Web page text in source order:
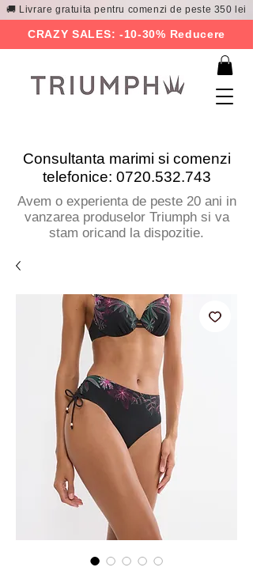
🚚 Livrare gratuita pentru comenzi de peste 350 lei
CRAZY SALES: -10-30% Reducere
Consultanta marimi si comenzi
telefonice: 0720.532.743
Avem o experienta de peste 20 ani in
vanzarea produselor Triumph si va
stam oricand la dispozitie.